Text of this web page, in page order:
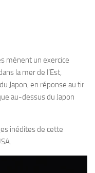
mènent un exercice
la mer de l’Est,
Japon, en réponse au tir
au-dessus du Japon
inédites de cette